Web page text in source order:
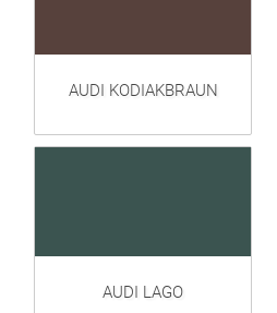
AUDI KODIAKBRAUN
AUDI LAGO